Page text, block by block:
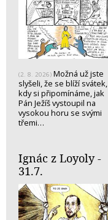
(2. 8. 2026) Možná už jste
slyšeli, že se blíží svátek,
kdy si připomínáme, jak
Pán Ježíš vystoupil na
vysokou horu se svými
třemi…
Ignác z Loyoly -
31.7.